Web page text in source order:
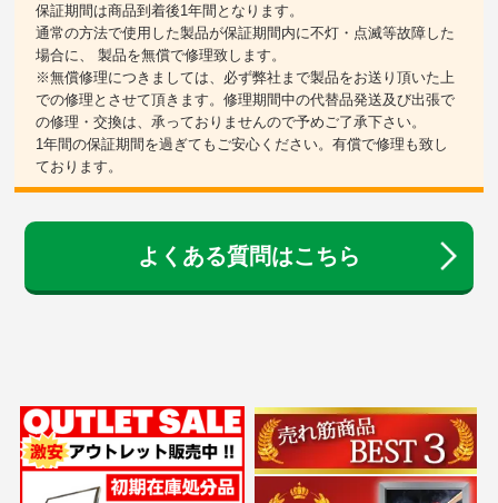
保証期間は商品到着後1年間となります。
通常の方法で使用した製品が保証期間内に不灯・点滅等故障した
場合に、 製品を無償で修理致します。
※無償修理につきましては、必ず弊社まで製品をお送り頂いた上
での修理とさせて頂きます。修理期間中の代替品発送及び出張で
の修理・交換は、承っておりませんので予めご了承下さい。
1年間の保証期間を過ぎてもご安心ください。有償で修理も致し
ております。
よくある質問はこちら